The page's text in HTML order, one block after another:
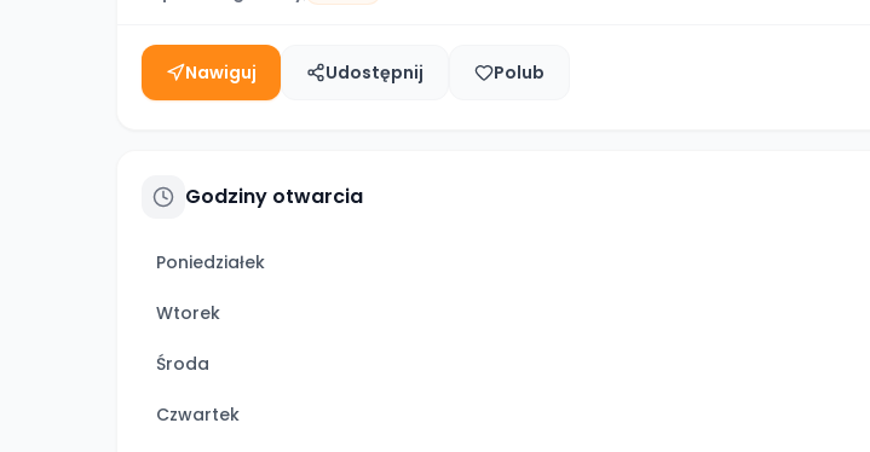
Nawiguj Udostępnij Polub
Godziny otwarcia
Poniedziałek
Wtorek
Środa
Czwartek